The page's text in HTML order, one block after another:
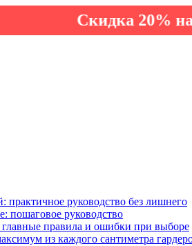
Скидка 20% на весь
практичное руководство без лишнего
пошаговое руководство
правила и ошибки при выборе
из каждого сантиметра